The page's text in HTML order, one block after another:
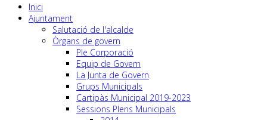
Inici
Ajuntament
Salutació de l'alcalde
Òrgans de govern
Ple Corporació
Equip de Govern
La Junta de Govern
Grups Municipals
Cartipàs Municipal 2019-2023
Sessions Plens Municipals